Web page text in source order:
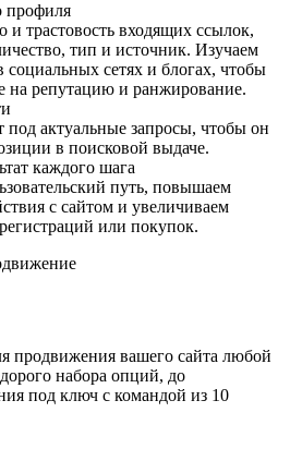
профиля
и трастовость входящих ссылок,
тип и источник. Изучаем
социальных сетях и блогах, чтобы
на репутацию и ранжирование.
актуальные запросы, чтобы он
в поисковой выдаче.
каждого шага
путь, повышаем
с сайтом и увеличиваем
или покупок.
продвижения вашего сайта любой
набора опций, до
под ключ с командой из 10